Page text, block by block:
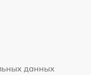
данных